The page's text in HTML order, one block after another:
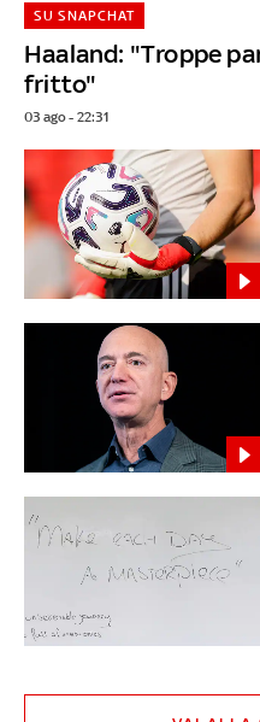
Haaland: "Troppe
fritto"
SU SNAPCHAT
03 ago - 22:31